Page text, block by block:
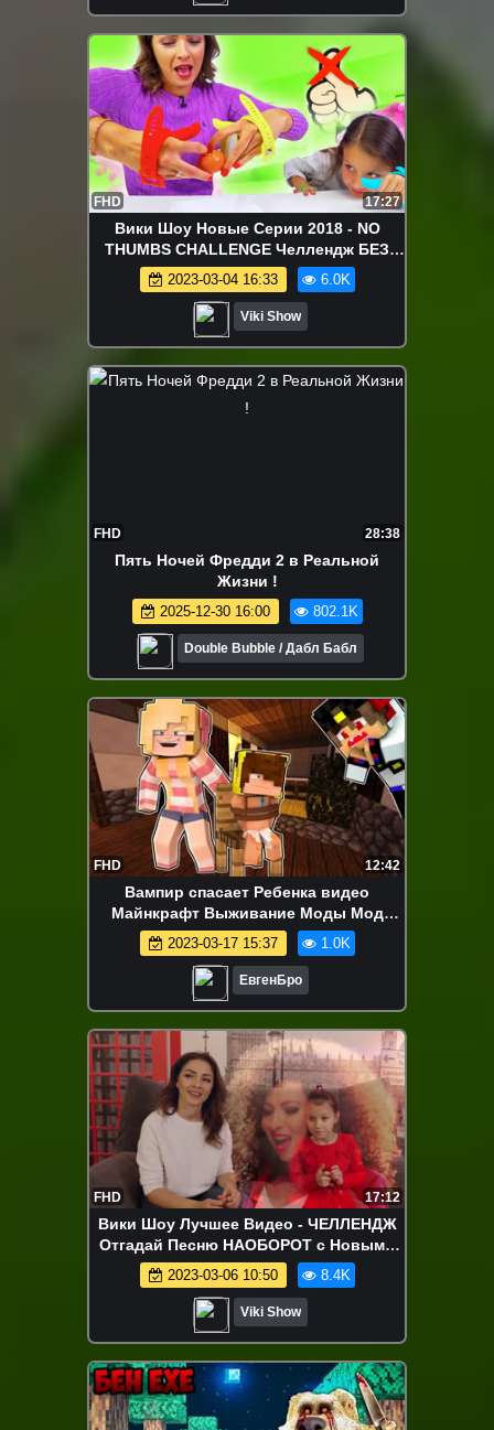
FHD 17:27
Вики Шоу Новые Серии 2018 - NO
THUMBS CHALLENGE Челлендж БЕЗ
Большого Пальца Вика ПРОТИВ
Мамы/// Вики Шоу
2023-03-04 16:33 6.0K
Viki Show
FHD 28:38
Пять Ночей Фредди 2 в Реальной
Жизни !
2025-12-30 16:00 802.1K
Double Bubble / Дабл Бабл
FHD 12:42
Вампир спасает Ребенка видео
Майнкрафт Выживание Моды Мод
Майнкрафте Хоррор Карты
2023-03-17 15:37 1.0K
ЕвгенБро
FHD 17:12
Вики Шоу Лучшее Видео - ЧЕЛЛЕНДЖ
Отгадай Песню НАОБОРОТ c Новыми
ХИТАМИ вместе с Элджей Бандерос
Ханна / Вики Шоу
2023-03-06 10:50 8.4K
Viki Show